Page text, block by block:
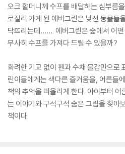
오크 할머니께 수프를 배달하는 심부름
로질러 가게 된 에버그린은 낯선 동물들
닥뜨리는데……. 에버그린은 숲에서 어떤
무사히 수프를 가져다 드릴 수 있을까?
화려한 기교 없이 펜과 수채 물감만으로
린이들에게는 색다른 즐거움을, 어른들
책의 추억을 떠올리게 한다. 아이부터
는 이야기와 구석구석 숨은 그림을 찾아
책이다.